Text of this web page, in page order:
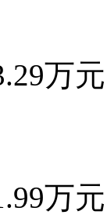
万元
万元